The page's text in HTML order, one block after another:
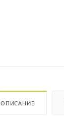
ОПИСАНИЕ